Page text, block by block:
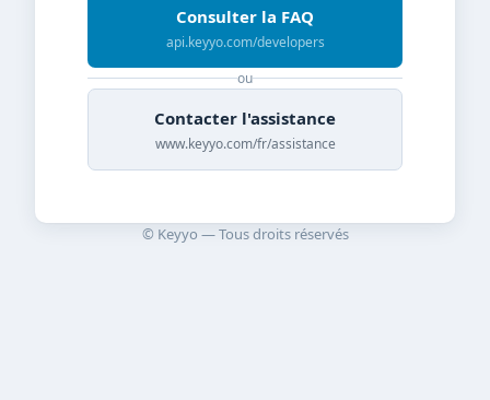
Consulter la FAQ
api.keyyo.com/developers
ou
Contacter l'assistance
www.keyyo.com/fr/assistance
© Keyyo — Tous droits réservés